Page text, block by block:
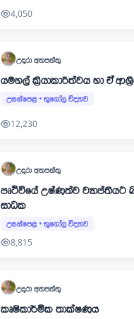
4,050
උදාරා අතපත්තු
යමහල් ක්‍රියාකාරිත්වය හා ඒ
උසස්පෙළ •භූගෝල විද්‍යාව
12,230
උදාරා අතපත්තු
පෘථිවියේ උෂ්ණත්ව ව්‍යාප්තියට
සාධක
උසස්පෙළ •භූගෝල විද්‍යාව
8,815
උදාරා අතපත්තු
කෘෂිකාර්මික තාක්ෂණය